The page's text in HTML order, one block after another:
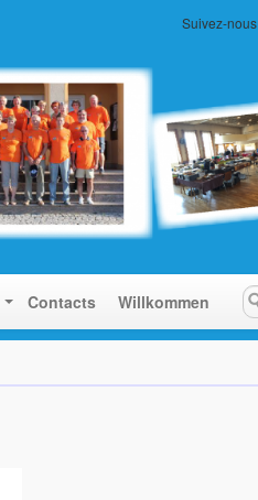
Suivez-nous
Contacts Willkommen